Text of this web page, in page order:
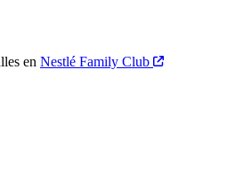
en Nestlé Family Club